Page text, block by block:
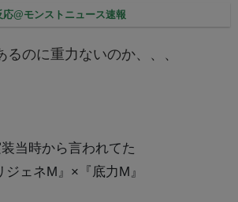
@モンストニュース速報
るのに重力ないのか、、、
当時から言われてた
ジェネM』×『底力M』